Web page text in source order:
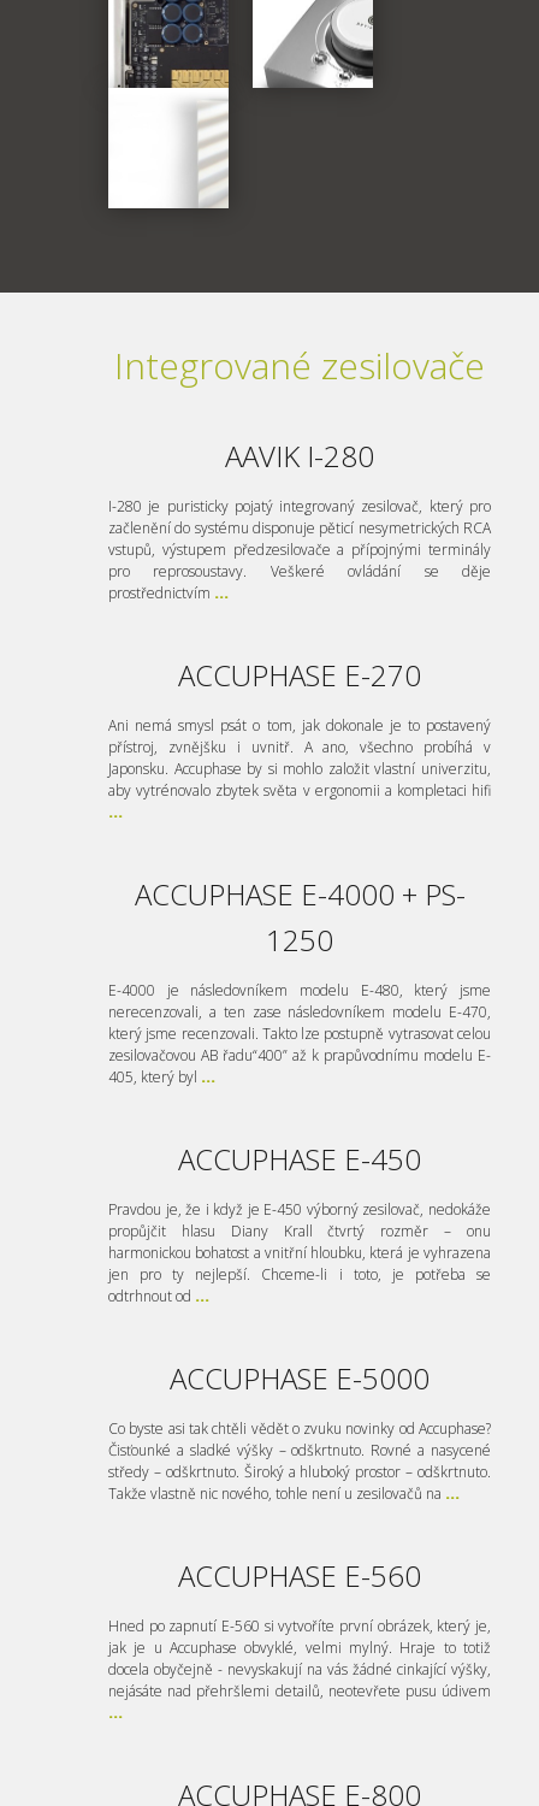
Integrované zesilovače
AAVIK I-280
I-280 je puristicky pojatý integrovaný zesilovač, který pro
začlenění do systému disponuje pěticí nesymetrických RCA
vstupů, výstupem předzesilovače a přípojnými terminály
pro reprosoustavy. Veškeré ovládání se děje
prostřednictvím ...
ACCUPHASE E-270
Ani nemá smysl psát o tom, jak dokonale je to postavený
přístroj, zvnějšku i uvnitř. A ano, všechno probíhá v
Japonsku. Accuphase by si mohlo založit vlastní univerzitu,
aby vytrénovalo zbytek světa v ergonomii a kompletaci hifi
...
ACCUPHASE E-4000 + PS-
1250
E-4000 je následovníkem modelu E-480, který jsme
nerecenzovali, a ten zase následovníkem modelu E-470,
který jsme recenzovali. Takto lze postupně vytrasovat celou
zesilovačovou AB řadu“400” až k prapůvodnímu modelu E-
405, který byl ...
ACCUPHASE E-450
Pravdou je, že i když je E-450 výborný zesilovač, nedokáže
propůjčit hlasu Diany Krall čtvrtý rozměr – onu
harmonickou bohatost a vnitřní hloubku, která je vyhrazena
jen pro ty nejlepší. Chceme-li i toto, je potřeba se
odtrhnout od ...
ACCUPHASE E-5000
Co byste asi tak chtěli vědět o zvuku novinky od Accuphase?
Čisťounké a sladké výšky – odškrtnuto. Rovné a nasycené
středy – odškrtnuto. Široký a hluboký prostor – odškrtnuto.
Takže vlastně nic nového, tohle není u zesilovačů na ...
ACCUPHASE E-560
Hned po zapnutí E-560 si vytvoříte první obrázek, který je,
jak je u Accuphase obvyklé, velmi mylný. Hraje to totiž
docela obyčejně - nevyskakují na vás žádné cinkající výšky,
nejásáte nad přehršlemi detailů, neotevřete pusu údivem
...
ACCUPHASE E-800